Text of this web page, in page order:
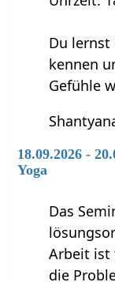
Du lernst
kennen
Gefühle
18.09.2026 -
Yoga
Das
Arbeit ist
die